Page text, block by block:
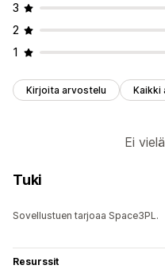
3
2
1
Kirjoita arvostelu Kaikki
Ei
Tuki
Sovellustuen tarjoaa Space3PL.
Resurssit